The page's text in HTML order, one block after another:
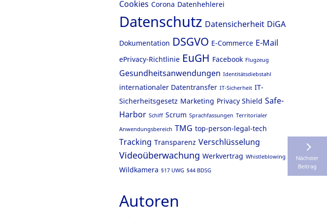
Nächster
Beitrag
Cookies Corona Datenhehlerei
Datenschutz Datensicherheit DiGA
Dokumentation DSGVO E-Commerce E-Mail
ePrivacy-Richtlinie EuGH Facebook Flugzeug
Gesundheitsanwendungen Identitätsdiebstahl
internationaler Datentransfer IT-Sicherheit IT-
Sicherheitsgesetz Marketing Privacy Shield Safe-
Harbor Schiff Scrum Sprachfassungen Territorialer
Anwendungsbereich TMG top-person-legal-tech
Tracking Transparenz Verschlüsselung
Videoüberwachung Werkvertrag Whistleblowing
Wildkamera §17 UWG §44 BDSG
Autoren